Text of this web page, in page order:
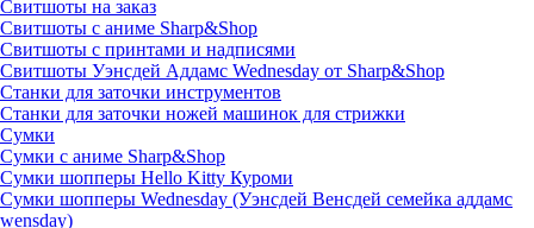
Свитшоты на заказ
Свитшоты с аниме Sharp&Shop
Свитшоты с принтами и надписями
Свитшоты Уэнсдей Аддамс Wednesday от Sharp&Shop
Станки для заточки инструментов
Станки для заточки ножей машинок для стрижки
Сумки
Сумки с аниме Sharp&Shop
Сумки шопперы Hello Kitty Куроми
Сумки шопперы Wednesday (Уэнсдей Венсдей семейка аддамс
wensday)